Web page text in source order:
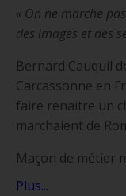
« On ne marche
des images et des
Bernard Cauquil
Carcassonne en
faire renaitre un
marchaient de
Maçon de métier
Plus...